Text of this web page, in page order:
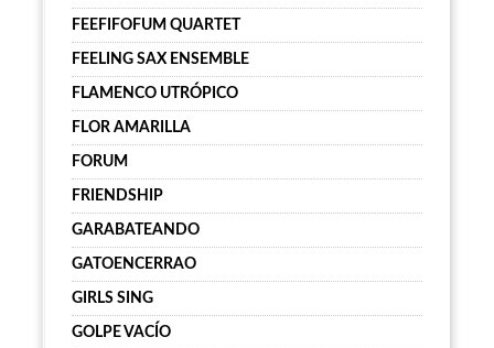
FEEFIFOFUM QUARTET
FEELING SAX ENSEMBLE
FLAMENCO UTRÓPICO
FLOR AMARILLA
FORUM
FRIENDSHIP
GARABATEANDO
GATOENCERRAO
GIRLS SING
GOLPE VACÍO